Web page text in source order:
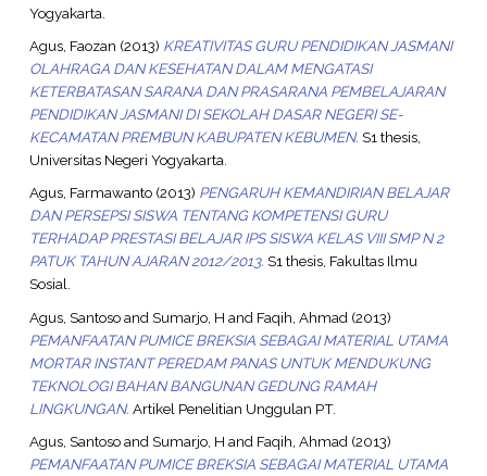
Yogyakarta.
Agus, Faozan (2013) KREATIVITAS GURU PENDIDIKAN JASMANI
OLAHRAGA DAN KESEHATAN DALAM MENGATASI
KETERBATASAN SARANA DAN PRASARANA PEMBELAJARAN
PENDIDIKAN JASMANI DI SEKOLAH DASAR NEGERI SE-
KECAMATAN PREMBUN KABUPATEN KEBUMEN. S1 thesis,
Universitas Negeri Yogyakarta.
Agus, Farmawanto(2013) PENGARUH KEMANDIRIAN BELAJAR
DAN PERSEPSI SISWA TENTANG KOMPETENSI GURU
TERHADAP PRESTASI BELAJAR IPS SISWA KELAS VIII SMP N 2
PATUK TAHUN AJARAN 2012/2013. S1 thesis, Fakultas Ilmu
Sosial.
Agus, Santosoand Sumarjo, H and Faqih, Ahmad (2013)
PEMANFAATAN PUMICE BREKSIA SEBAGAI MATERIAL UTAMA
MORTAR INSTANT PEREDAM PANAS UNTUK MENDUKUNG
TEKNOLOGI BAHAN BANGUNAN GEDUNG RAMAH
LINGKUNGAN. Artikel Penelitian Unggulan PT.
Agus, Santosoand Sumarjo, H and Faqih, Ahmad (2013)
PEMANFAATAN PUMICE BREKSIA SEBAGAI MATERIAL UTAMA